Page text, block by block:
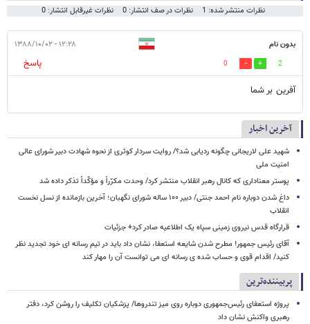
نظرات منتشر شده: 1 نظرات در صف انتشار: 0 نظرات غیرقابل انتشار: 0
بدون نام ۱۲:۲۸ - ۱۳۸۸/۱۰/۰۲
2
0
پاسخ
آفرین بر شما
آخرین اخبار
شهید علی لاریجانی چگونه ردیابی شد؟/ روایت سردار کوثری از نحوه شهادت دبیر شورای عالی
امنیت ملی
پوستر معناداری که کانال رهبر انقلاب منتشر کرد/ وحدت مکرّراً و مؤکّداً تذکر داده شد
داغ شدن دوباره نام احمد جنتی/ دبیر ۱۰۰ ساله شورای نگهبان؛ آخرین بازمانده از نسل نخست
انقلاب
قرارگاه قدس نیروی زمینی سپاه یک اطلاعیه صادر کرد+ جزئیات
آقای رئیس جمهور! مطرح شدن شایعه استعفا، نشان داد باید در تیم رسانه ای خود تجدید نظر
کنید/ اقدام قوی و حساب شده ی رسانه ای می توانست آن را مهار کند
پربیننده‌ترین
پروژه استعفای رئیس‌جمهوری دوباره روی میز تندروها/ پزشکیان تکلیف را روشن کرد، دفتر
رهبری واکنش نشان داد